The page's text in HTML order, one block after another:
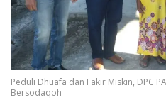
Peduli Dhuafa dan Fakir Miskin, DPC
Bersodaqoh